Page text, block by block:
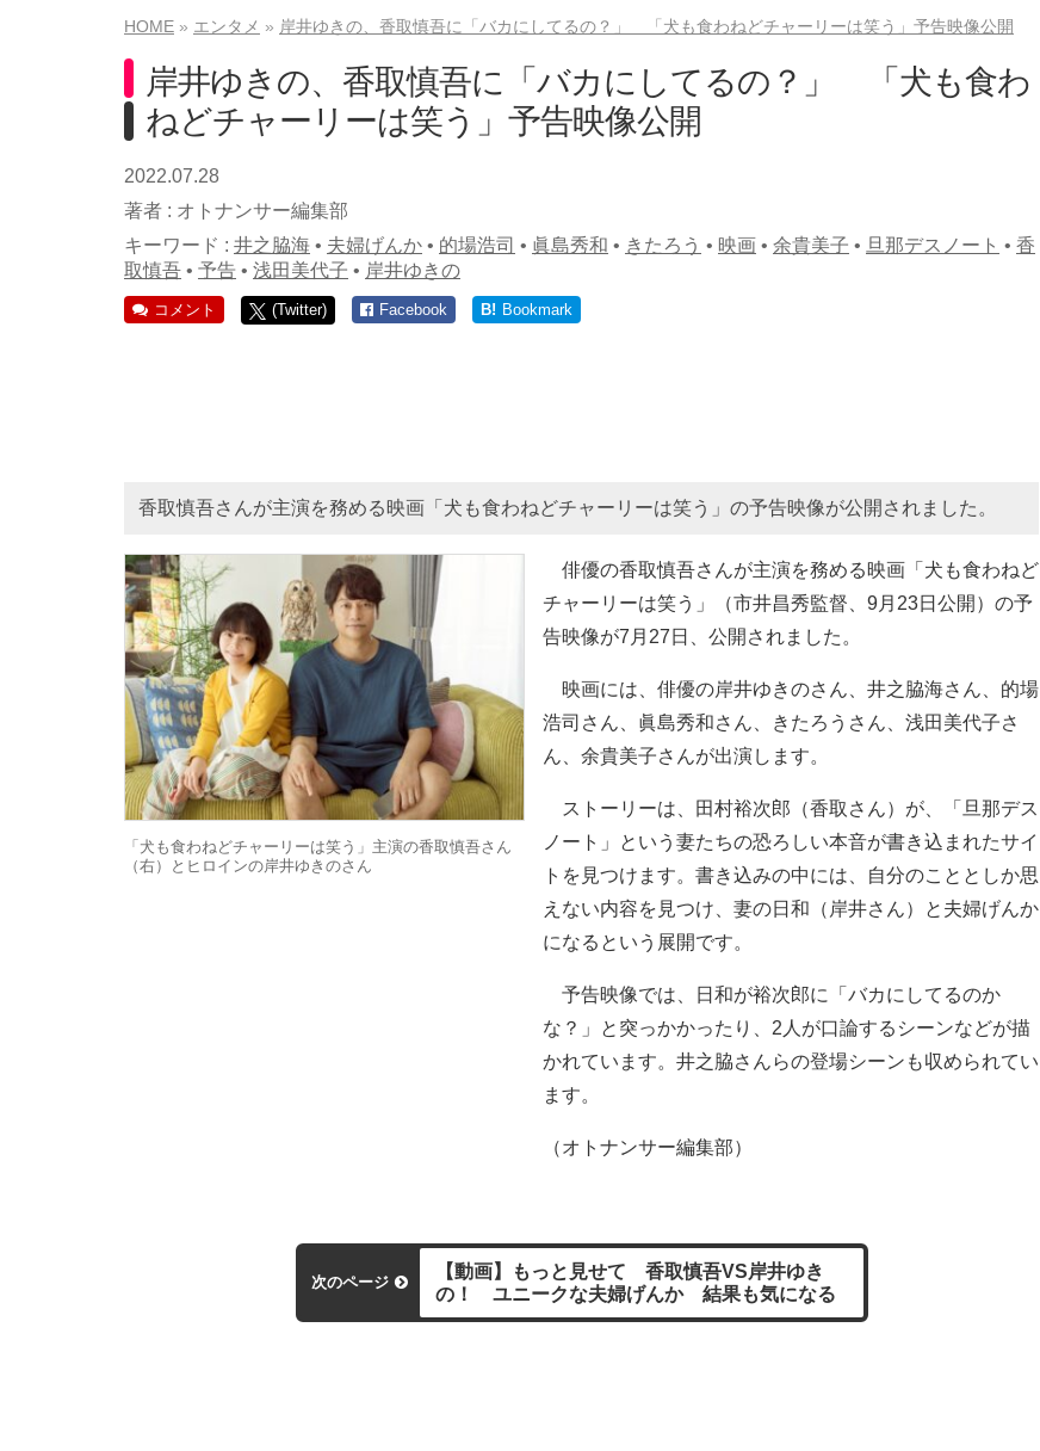
HOME エンタメ 岸井ゆきの、香取慎吾に「バカにしてるの？」 「犬も食わねどチャーリーは笑う」予告映像公開
岸井ゆきの、香取慎吾に「バカにしてるの？」 「犬も食わ
ねどチャーリーは笑う」予告映像公開
2022.07.28
著者 : オトナンサー編集部
キーワード : 井之脇海 • 夫婦げんか • 的場浩司 • 眞島秀和 • きたろう • 映画 • 余貴美子 • 旦那デスノート • 香
取慎吾 • 予告 • 浅田美代子 • 岸井ゆきの
コメント (Twitter) Facebook B! Bookmark
香取慎吾さんが主演を務める映画「犬も食わねどチャーリーは笑う」の予告映像が公開されました。
「犬も食わねどチャーリーは笑う」主演の香取慎吾さん
（右）とヒロインの岸井ゆきのさん
俳優の香取慎吾さんが主演を務める映画「犬も食わねど
チャーリーは笑う」（市井昌秀監督、9月23日公開）の予
告映像が7月27日、公開されました。
映画には、俳優の岸井ゆきのさん、井之脇海さん、的場
浩司さん、眞島秀和さん、きたろうさん、浅田美代子さ
ん、余貴美子さんが出演します。
ストーリーは、田村裕次郎（香取さん）が、「旦那デス
ノート」という妻たちの恐ろしい本音が書き込まれたサイ
トを見つけます。書き込みの中には、自分のこととしか思
えない内容を見つけ、妻の日和（岸井さん）と夫婦げんか
になるという展開です。
予告映像では、日和が裕次郎に「バカにしてるのか
な？」と突っかかったり、2人が口論するシーンなどが描
かれています。井之脇さんらの登場シーンも収められてい
ます。
（オトナンサー編集部）
次のページ
【動画】もっと見せて 香取慎吾VS岸井ゆき
の！ ユニークな夫婦げんか 結果も気になる